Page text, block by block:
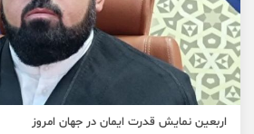
اربعین نمایش قدرت ایمان در جهان امروز